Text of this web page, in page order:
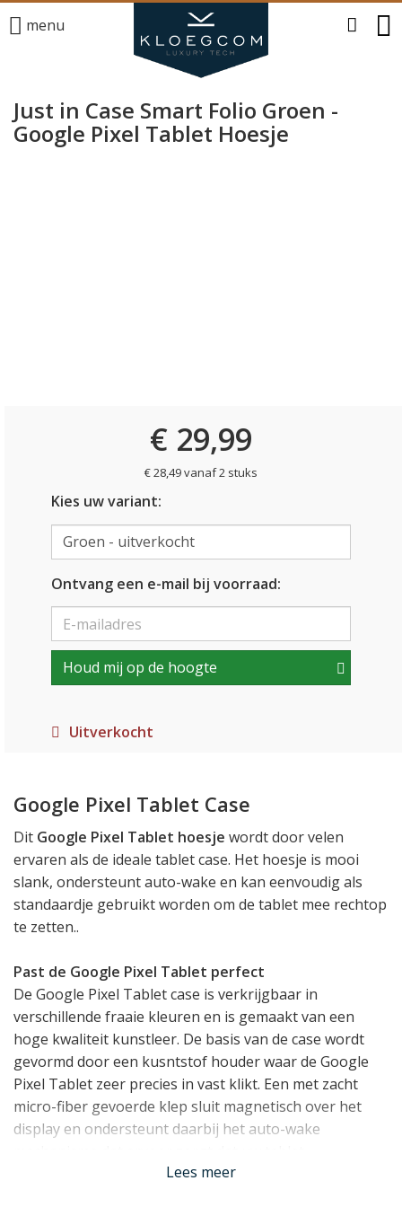
menu
Just in Case Smart Folio Groen -
Google Pixel Tablet Hoesje
€ 29,99
€ 28,49 vanaf 2 stuks
Kies uw variant:
Ontvang een e-mail bij voorraad:
Houd mij op de hoogte
Uitverkocht
Google Pixel Tablet Case
Dit Google Pixel Tablet hoesje wordt door velen
ervaren als de ideale tablet case. Het hoesje is mooi
slank, ondersteunt auto-wake en kan eenvoudig als
standaardje gebruikt worden om de tablet mee rechtop
te zetten..
Past de Google Pixel Tablet perfect
De Google Pixel Tablet case is verkrijgbaar in
verschillende fraaie kleuren en is gemaakt van een
hoge kwaliteit kunstleer. De basis van de case wordt
gevormd door een kusntstof houder waar de Google
Pixel Tablet zeer precies in vast klikt. Een met zacht
micro-fiber gevoerde klep sluit magnetisch over het
display en ondersteunt daarbij het auto-wake
automatisch aan en uit gaat.
Lees meer